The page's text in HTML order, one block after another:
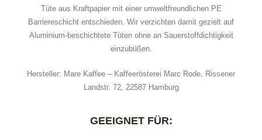
Tüte aus Kraftpapier mit einer umweltfreundlichen PE
Barriereschicht entschieden. Wir verzichten damit gezielt auf
Aluminium-beschichtete Tüten ohne an Sauerstoffdichtigkeit
einzubüßen.
Hersteller: Mare Kaffee – Kaffeerösterei Marc Rode, Rissener
Landstr. 72, 22587 Hamburg
GEEIGNET FÜR: